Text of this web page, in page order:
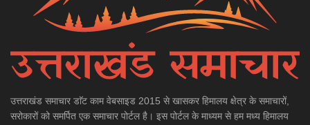
उत्तराखंड समाचार डाॅट काम वेबसाइड 2015 से खासकर हिमालय क्षेत्र के समाचारों,
सरोकारों को समर्पित एक समाचार पोर्टल है। इस पोर्टल के माध्यम से हम मध्य हिमालय